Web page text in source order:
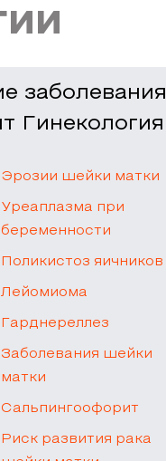
заболевания
Гинекология
Эрозии шейки матки
Уреаплазма при
беременности
Поликистоз яичников
Лейомиома
Гарднереллез
Заболевания шейки
матки
Сальпингоофорит
Риск развития рака